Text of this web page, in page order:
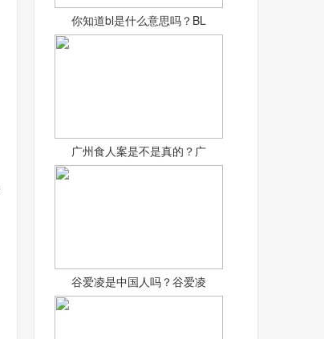
你知道bl是什么意思吗？BL
广州食人案是不是真的？广
谷爱凌是中国人吗？谷爱凌